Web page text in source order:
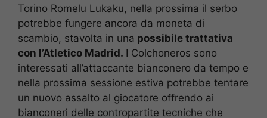
Torino Romelu Lukaku, nella prossima il serbo
potrebbe fungere ancora da moneta di
scambio, stavolta in una possibile trattativa
con l’Atletico Madrid. I Colchoneros sono
interessati all’attaccante bianconero da tempo e
nella prossima sessione estiva potrebbe tentare
un nuovo assalto al giocatore offrendo ai
bianconeri delle contropartite tecniche che